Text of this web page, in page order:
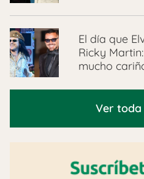
El día que
Ricky
mucho
Ver